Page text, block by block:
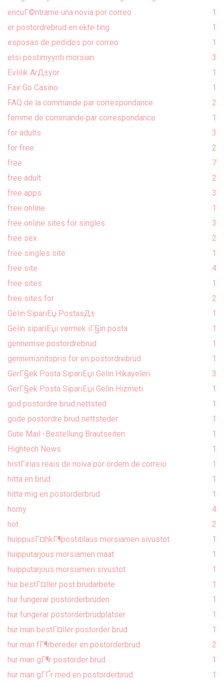
encuГ©ntrame una novia por correo
1
er postordrebrud en ekte ting
1
esposas de pedidos por correo
1
etsi postimyynti morsian
3
Evlilik ArД±yor
1
Fair Go Casino
1
FAQ de la commande par correspondance
2
femme de commande par correspondance
1
for adults
3
for free
2
free
7
free adult
2
free apps
3
free online
1
free online sites for singles
3
free sex
2
free singles site
1
free site
4
free sites
1
free sites for
2
Gelin SipariЕџ PostasД±
1
Gelin sipariЕџi vermek iГ§in posta
1
gennemse postordrebrud
1
gennemsnitspris for en postordrebrud
1
GerГ§ek Posta SipariЕџi Gelin Hikayeleri
3
GerГ§ek Posta SipariЕџi Gelin Hizmeti
1
god postordre brud nettsted
1
gode postordre brud nettsteder
1
Gute Mail -Bestellung Brautseiten
1
Hightech News
1
histГіrias reais de noiva por ordem de correio
1
hitta en brud
1
hitta mig en postorderbrud
1
horny
4
hot
2
huippusГ¤hkГ¶postitilaus morsiamen sivustot.
1
huipputarjous morsiamen maat
1
huipputarjous morsiamen sivustot
1
hur bestГ¤ller post brudarbete
1
hur fungerar postorderbruden
1
hur fungerar postorderbrudplatser
1
hur man bestГ¤ller postorder brud
1
hur man fГ¶rbereder en postorderbrud
2
hur man gГ¶r postorder brud
1
hur man gГҐr med en postorderbrud
1